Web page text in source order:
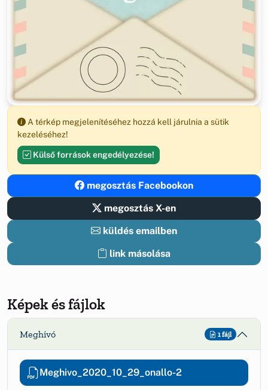
A térkép megjelenítéséhez hozzá kell járulnia a sütik
kezeléséhez!
Külső források engedélyezése!
megosztás Facebookon
megosztás X-en
küldés emailben
link másolása
Képek és fájlok
Meghívó 1 fájl
Meghivo_2020_10_29_onallo-2